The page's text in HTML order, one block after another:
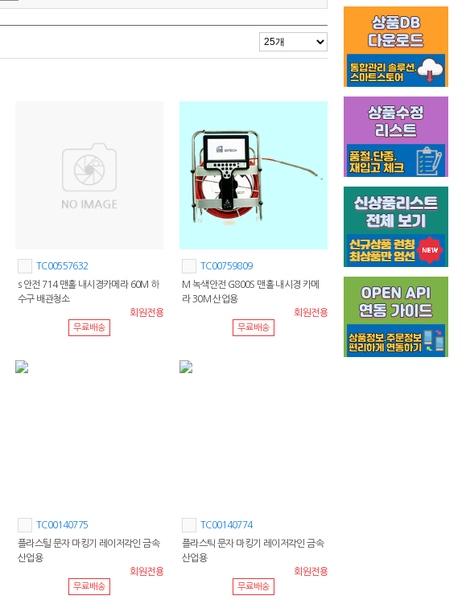
TC00557632
s 안전 714 맨홀 내시경카메라 60M 하
수구 배관청소
회원전용
무료배송
TC00759809
M 녹색안전 G800S 맨홀 내시경 카메
라 30M 산업용
회원전용
무료배송
TC00140775
플라스틸 문자 마킹기 레이저각인 금속
산업용
회원전용
무료배송
TC00140774
플라스틱 문자 마킹기 레이저각인 금속
산업용
회원전용
무료배송